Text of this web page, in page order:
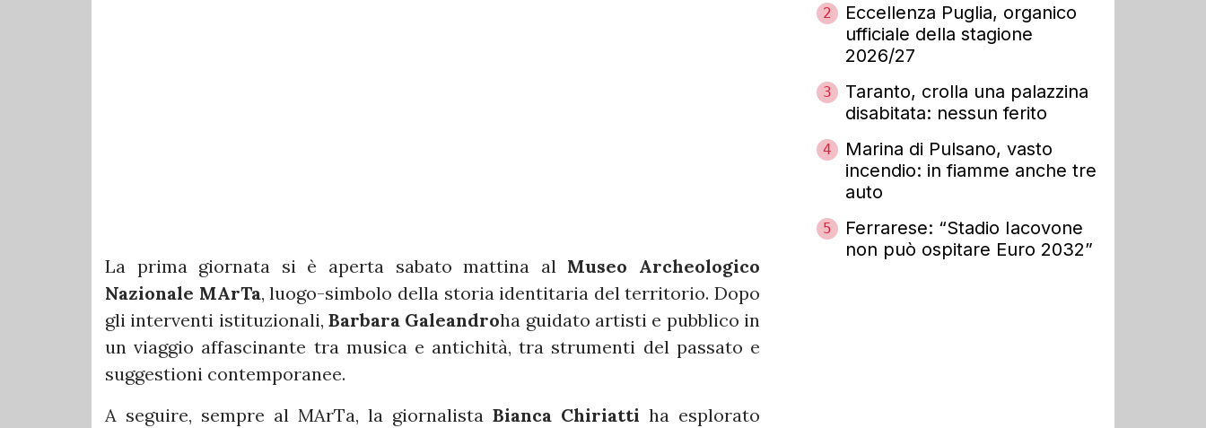
La prima giornata si è aperta sabato mattina al Museo Archeologico
Nazionale MArTa, luogo-simbolo della storia identitaria del territorio. Dopo
gli interventi istituzionali, Barbara Galeandroha guidato artisti e pubblico in
un viaggio affascinante tra musica e antichità, tra strumenti del passato e
suggestioni contemporanee.
A seguire, sempre al MArTa, la giornalista Bianca Chiriatti ha esplorato
2
Eccellenza Puglia, organico
ufficiale della stagione
2026/27
3
Taranto, crolla una palazzina
disabitata: nessun ferito
4
Marina di Pulsano, vasto
incendio: in fiamme anche tre
auto
5
Ferrarese: “Stadio Iacovone
non può ospitare Euro 2032”